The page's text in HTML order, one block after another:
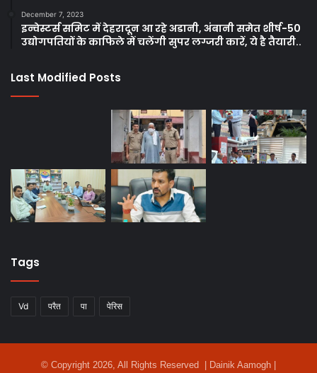
December 7, 2023
इन्वेस्टर्स समिट में देहरादून आ रहे अडानी, अंबानी समेत शीर्ष-50
उद्योगपतियों के काफिले में चलेंगी सुपर लग्जरी कारें, ये है तैयारी..
Last Modified Posts
Tags
Vd परैत पा पेरिस
© Copyright 2026, All Rights Reserved | Dainik Aamogh |